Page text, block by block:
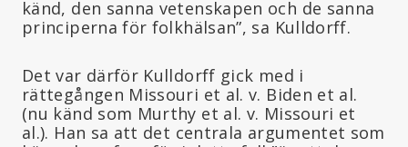
känd, den sanna vetenskapen och de sanna
principerna för folkhälsan”, sa Kulldorff.
Det var därför Kulldorff gick med i
rättegången Missouri et al. v. Biden et al.
(nu känd som Murthy et al. v. Missouri et
al.). Han sa att det centrala argumentet som